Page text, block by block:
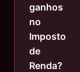
ganhos
no
Imposto
de
Renda?